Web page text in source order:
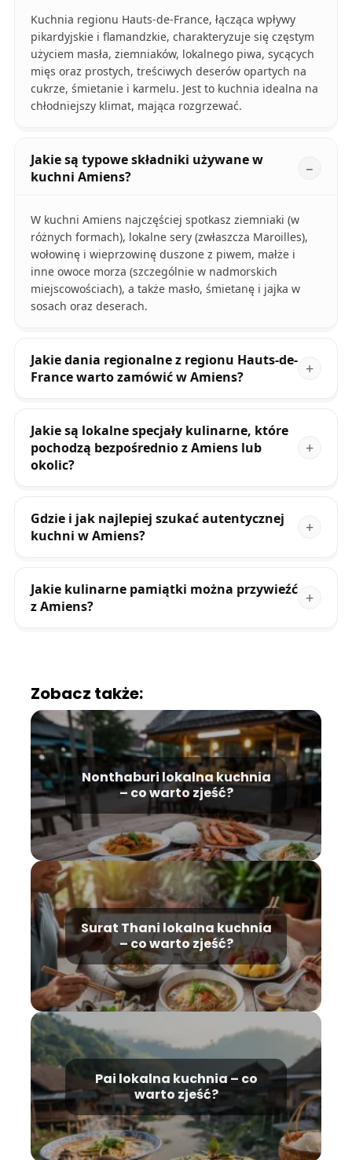
Kuchnia regionu Hauts-de-France, łącząca wpływy
pikardyjskie i flamandzkie, charakteryzuje się częstym
użyciem masła, ziemniaków, lokalnego piwa, sycących
mięs oraz prostych, treściwych deserów opartych na
cukrze, śmietanie i karmelu. Jest to kuchnia idealna na
chłodniejszy klimat, mająca rozgrzewać.
Jakie są typowe składniki używane w
kuchni Amiens?
W kuchni Amiens najczęściej spotkasz ziemniaki (w
różnych formach), lokalne sery (zwłaszcza Maroilles),
wołowinę i wieprzowinę duszone z piwem, małże i
inne owoce morza (szczególnie w nadmorskich
miejscowościach), a także masło, śmietanę i jajka w
sosach oraz deserach.
Jakie dania regionalne z regionu Hauts-de-
France warto zamówić w Amiens?
Jakie są lokalne specjały kulinarne, które
pochodzą bezpośrednio z Amiens lub
okolic?
Gdzie i jak najlepiej szukać autentycznej
kuchni w Amiens?
Jakie kulinarne pamiątki można przywieźć
z Amiens?
Zobacz także:
Nonthaburi lokalna kuchnia
– co warto zjeść?
Surat Thani lokalna kuchnia
– co warto zjeść?
Pai lokalna kuchnia – co
warto zjeść?